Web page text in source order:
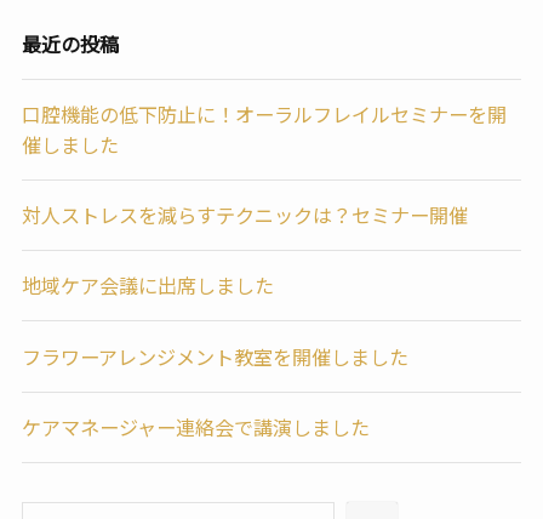
最近の投稿
口腔機能の低下防止に！オーラルフレイルセミナーを開
催しました
対人ストレスを減らすテクニックは？セミナー開催
地域ケア会議に出席しました
フラワーアレンジメント教室を開催しました
ケアマネージャー連絡会で講演しました